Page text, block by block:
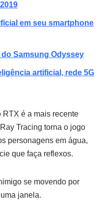
em seu smartphone
Samsung Odyssey
artificial, rede 5G
RTX é a mais recente
Tracing torna o jogo
personagens em água,
que faça reflexos.
se movendo por
janela.